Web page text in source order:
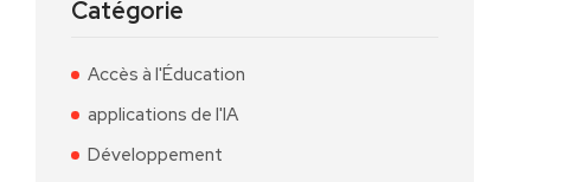
Catégorie
Accès à l'Éducation
applications de l'IA
Développement